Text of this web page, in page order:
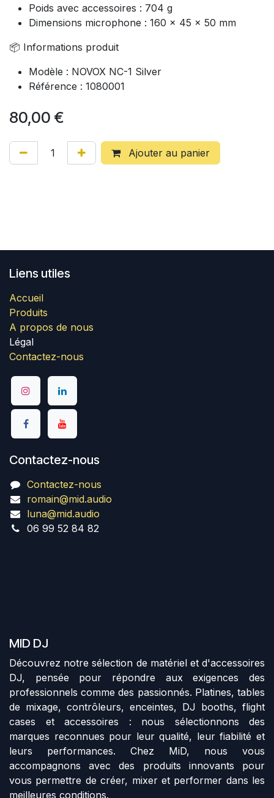
Poids avec accessoires : 704 g
Dimensions microphone : 160 x 45 x 50 mm
📦 Informations produit
Modèle : NOVOX NC-1 Silver
Référence : 1080001
80,00 €
Ajouter au panier
Liens utiles
Accueil
Produits
A propos de nous
Légal
Contactez-nous
Contactez-nous
Contactez-nous
romain@mid.audio
luna@mid.audio
06 99 52 84 82
MID DJ
Découvrez notre sélection de matériel et d'accessoires
DJ, pensée pour répondre aux exigences des
professionnels comme des passionnés. Platines, tables
de mixage, contrôleurs, enceintes, DJ booths, flight
cases et accessoires : nous sélectionnons des
marques reconnues pour leur qualité, leur fiabilité et
leurs performances. Chez MiD, nous vous
accompagnons avec des produits innovants pour
vous permettre de créer, mixer et performer dans les
meilleures conditions.